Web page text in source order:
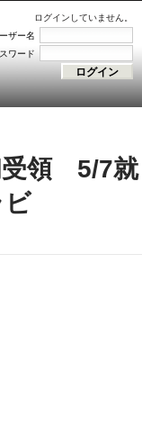
ログインしていません。
ザー名
ワード
受領 5/7就
ビ